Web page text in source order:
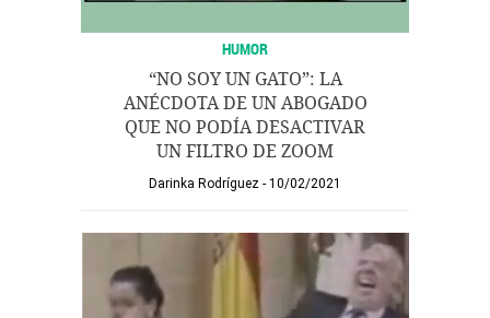
HUMOR
“NO SOY UN GATO”: LA
ANÉCDOTA DE UN ABOGADO
QUE NO PODÍA DESACTIVAR
UN FILTRO DE ZOOM
Darinka Rodríguez 10/02/2021